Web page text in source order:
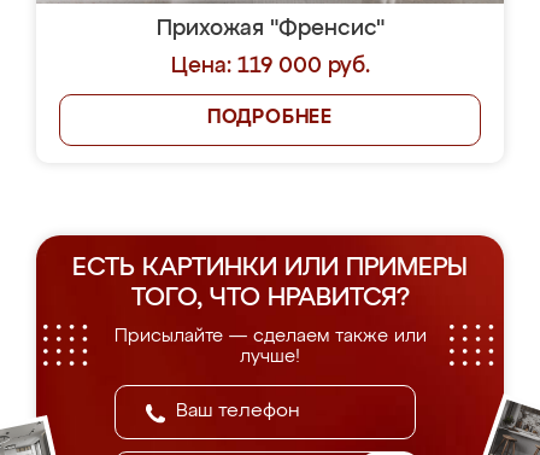
Прихожая "Френсис"
Цена: 119 000 руб.
ПОДРОБНЕЕ
ЕСТЬ КАРТИНКИ ИЛИ ПРИМЕРЫ
ТОГО, ЧТО НРАВИТСЯ?
Присылайте — сделаем также или
лучше!